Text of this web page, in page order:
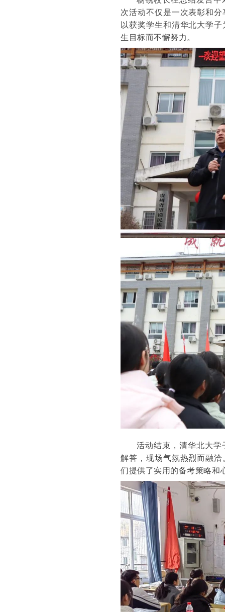
次活动不仅是一次表彰和
以获奖学生和清华北大学
生目标而不懈努力。
活动结束，清华北大
解答，现场气氛热烈而融
们提供了实用的备考策略和